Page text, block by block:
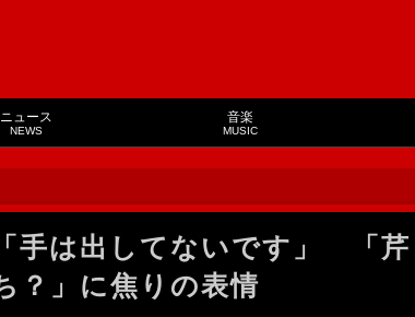
ニュース
NEWS
音楽
MUSIC
手は出してないです」 「芹
？」に焦りの表情